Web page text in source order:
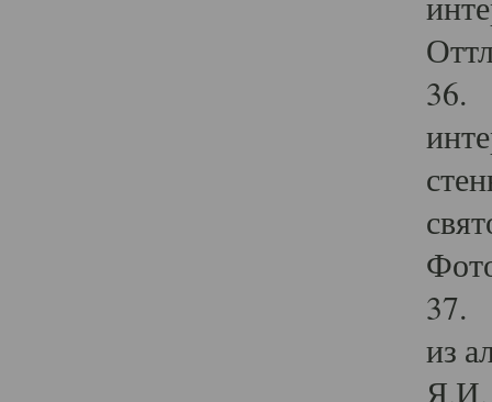
36.
37.
из
Я.И.